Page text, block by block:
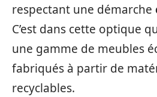
respectant une démarche
C’est dans cette optique
une gamme de meubles
fabriqués à partir de
recyclables.